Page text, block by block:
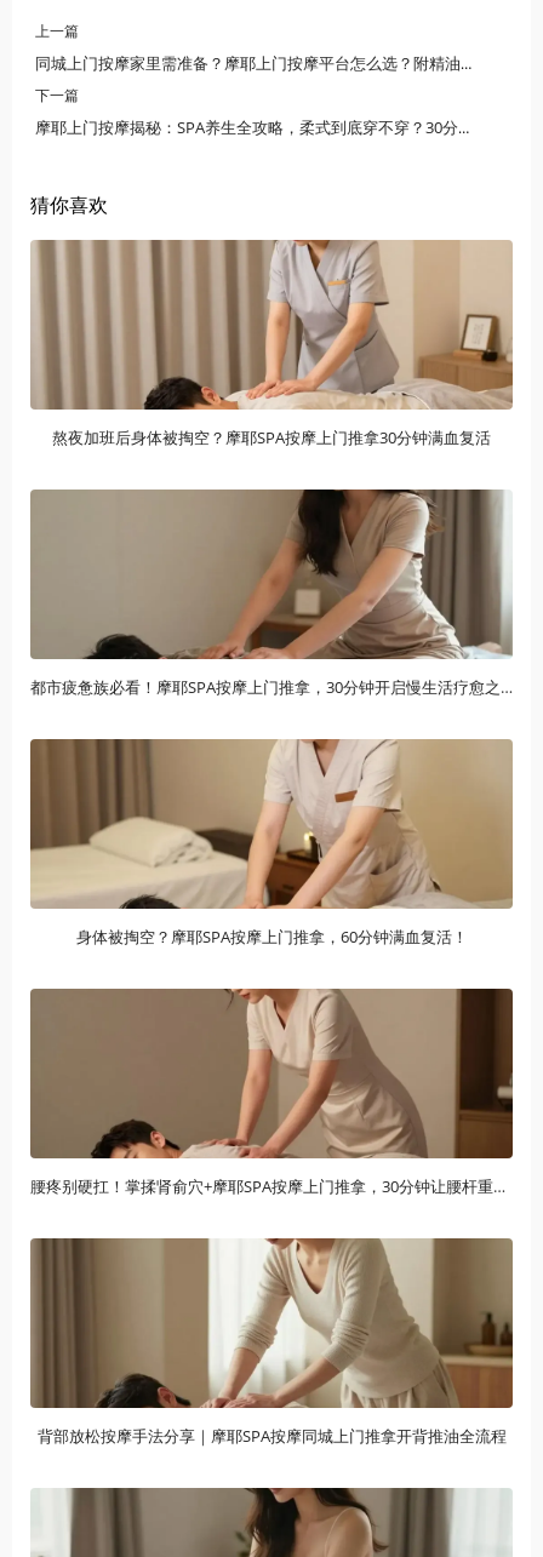
上一篇
同城上门按摩家里需准备？摩耶上门按摩平台怎么选？附精油SPA攻略
下一篇
摩耶上门按摩揭秘：SPA养生全攻略，柔式到底穿不穿？30分钟到家
猜你喜欢
熬夜加班后身体被掏空？摩耶SPA按摩上门推拿30分钟满血复活
都市疲惫族必看！摩耶SPA按摩上门推拿，30分钟开启慢生活疗愈之旅
身体被掏空？摩耶SPA按摩上门推拿，60分钟满血复活！
腰疼别硬扛！掌揉肾俞穴+摩耶SPA按摩上门推拿，30分钟让腰杆重获新生
背部放松按摩手法分享｜摩耶SPA按摩同城上门推拿开背推油全流程